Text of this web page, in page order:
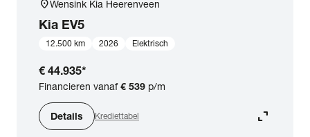
location_onWensink Kia Heerenveen
Kia EV5
12.500 km 2026 Elektrisch
€ 44.935*
Financieren vanaf€ 539 p/m
Details Krediettabel expand_content